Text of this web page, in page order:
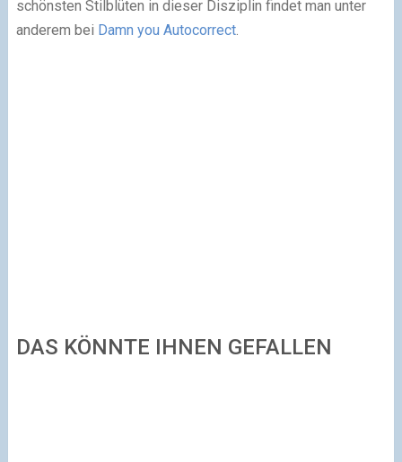
schönsten Stilblüten in dieser Disziplin findet man unter
anderem bei Damn you Autocorrect.
DAS KÖNNTE IHNEN GEFALLEN